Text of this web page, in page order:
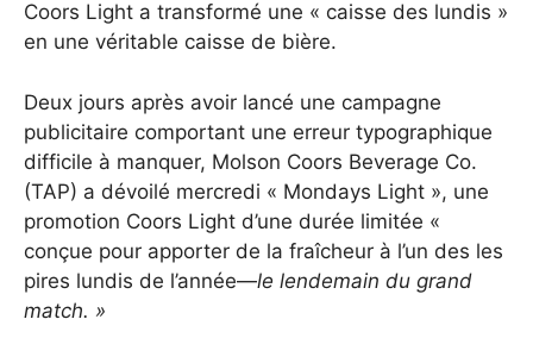
Coors Light a transformé une « caisse des lundis »
en une véritable caisse de bière.
Deux jours après avoir lancé une campagne
publicitaire comportant une erreur typographique
difficile à manquer, Molson Coors Beverage Co.
(TAP) a dévoilé mercredi « Mondays Light », une
promotion Coors Light d’une durée limitée «
conçue pour apporter de la fraîcheur à l’un des les
pires lundis de l’année—le lendemain du grand
match. »